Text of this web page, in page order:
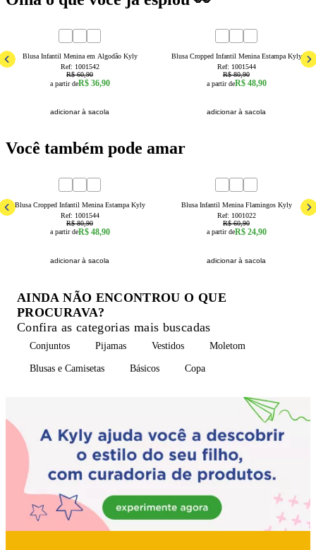
Blusa Infantil Menina em Algodão Kyly
Ref: 1001542
R$ 60,90
a partir deR$ 36,90
adicionar à sacola
Blusa Cropped Infantil Menina Estampa Kyly
Ref: 1001544
R$ 80,90
a partir deR$ 48,90
adicionar à sacola
Você também pode amar
Blusa Cropped Infantil Menina Estampa Kyly
Ref: 1001544
R$ 80,90
a partir deR$ 48,90
adicionar à sacola
Blusa Infantil Menina Flamingos Kyly
Ref: 1001022
R$ 60,90
a partir deR$ 24,90
adicionar à sacola
AINDA NÃO ENCONTROU O QUE
PROCURAVA?
Confira as categorias mais buscadas
Conjuntos Pijamas Vestidos Moletom
Blusas e Camisetas Básicos Copa